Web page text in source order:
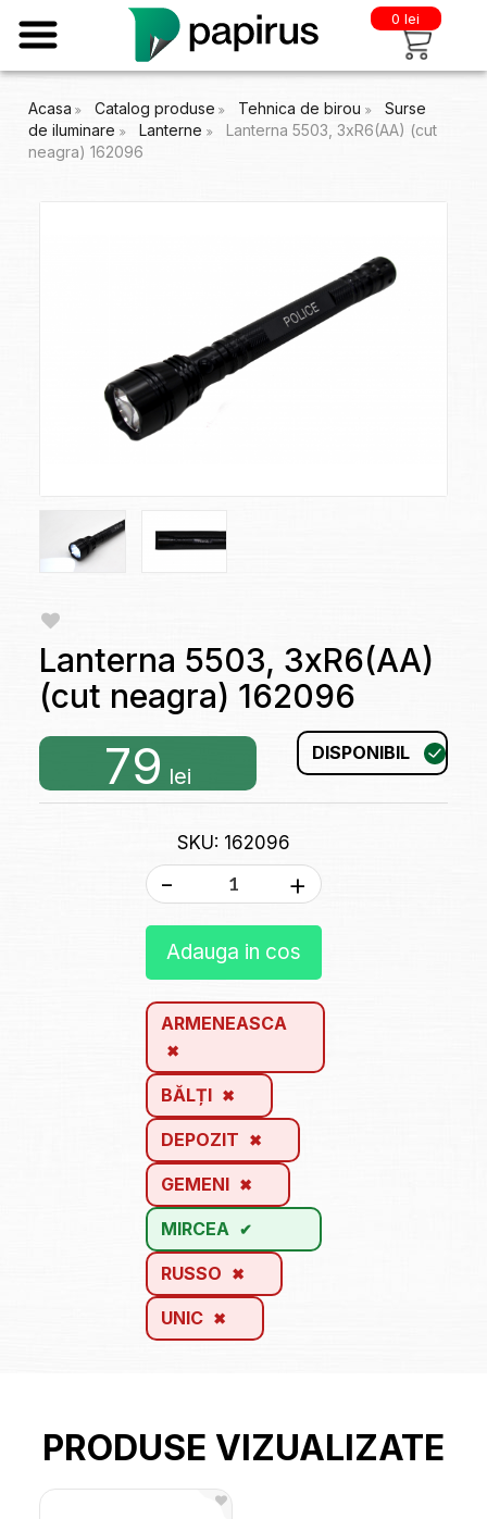
0 lei
Acasa Catalog produse Tehnica de birou
Surse
de iluminare
Lanterne
Lanterna 5503, 3xR6(AA) (cut
neagra) 162096
Lanterna 5503, 3xR6(AA)
(cut neagra) 162096
79 lei
DISPONIBIL
SKU: 162096
- +
Adauga in cos
ARMENEASCA
BĂLȚI
DEPOZIT
GEMENI
MIRCEA
RUSSO
UNIC
PRODUSE VIZUALIZATE